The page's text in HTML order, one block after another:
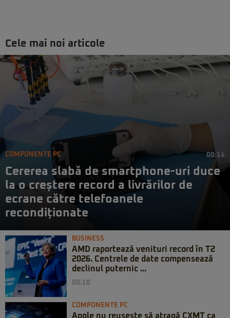
Cele mai noi articole
COMPONENTE PC 00:14
Cererea slabă de smartphone-uri duce
la o creștere record a livrărilor de
ecrane către telefoanele
recondiționate
BUSINESS
AMD raportează venituri record în T2
2026. Centrele de date compensează
declinul puternic ...
00:10
COMPONENTE PC
Apple nu reușește să atragă CXMT ca